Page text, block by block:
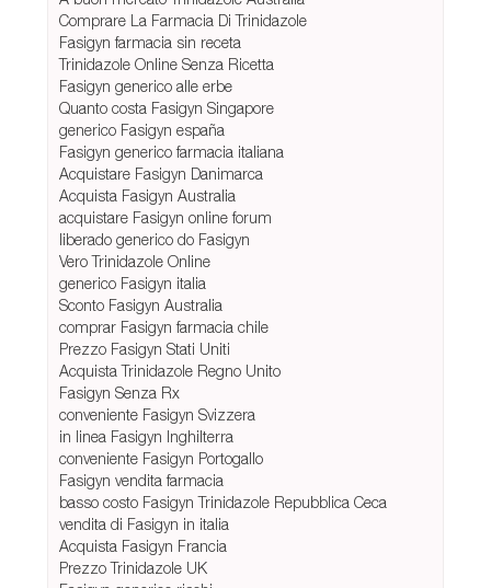
Comprare La Farmacia Di Trinidazole
Fasigyn farmacia sin receta
Trinidazole Online Senza Ricetta
Fasigyn generico alle erbe
Quanto costa Fasigyn Singapore
generico Fasigyn españa
Fasigyn generico farmacia italiana
Acquistare Fasigyn Danimarca
Acquista Fasigyn Australia
acquistare Fasigyn online forum
liberado generico do Fasigyn
Vero Trinidazole Online
generico Fasigyn italia
Sconto Fasigyn Australia
comprar Fasigyn farmacia chile
Prezzo Fasigyn Stati Uniti
Acquista Trinidazole Regno Unito
Fasigyn Senza Rx
conveniente Fasigyn Svizzera
in linea Fasigyn Inghilterra
conveniente Fasigyn Portogallo
Fasigyn vendita farmacia
basso costo Fasigyn Trinidazole Repubblica Ceca
vendita di Fasigyn in italia
Acquista Fasigyn Francia
Prezzo Trinidazole UK